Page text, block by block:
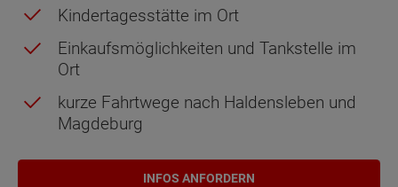
Kindertagesstätte im Ort
Einkaufsmöglichkeiten und Tankstelle im
Ort
kurze Fahrtwege nach Haldensleben und
Magdeburg
INFOS ANFORDERN